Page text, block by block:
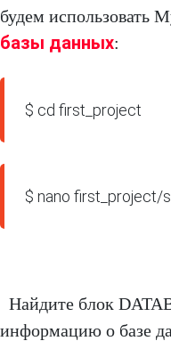
будем использовать
базы данных:
$ cd first_project
$ nano first_project/
Найдите блок
информацию о базе